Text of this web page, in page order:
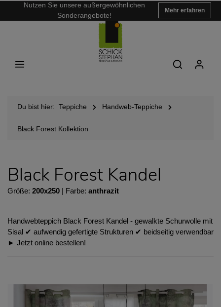
Nutzen Sie unsere außergewöhnlichen
Sonderangebote!
Mehr erfahren
Du bist hier: Teppiche Handweb-Teppiche
Black Forest Kollektion
Black Forest Kandel
Größe: 200x250 | Farbe: anthrazit
Handwebteppich Black Forest Kandel - gewalkte Schurwolle mit
Sisal ✔︎ aufwendig gefertigte Strukturen ✔︎ beidseitig verwendbar
► Jetzt online bestellen!